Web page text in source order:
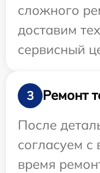
сложного
доставим
сервисный
3
Ремонт
После
согласуем с
время